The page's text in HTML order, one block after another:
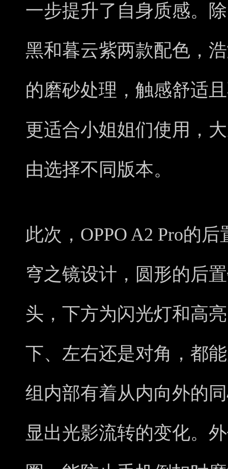
一步提升了自身质感。
黑和暮云紫两款配色，
的磨砂处理，触感舒适
更适合小姐姐们使用，
由选择不同版本。
此次，OPPO A2 Pro的
穹之镜设计，圆形的后
头，下方为闪光灯和高
下、左右还是对角，都
组内部有着从内向外的
显出光影流转的变化。